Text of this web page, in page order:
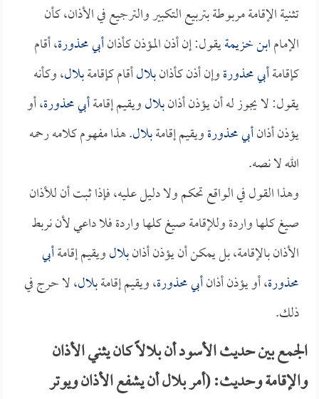
تثنية الإقامة مربوطة بتربيع التكبير والترجيع في الأذان، كأن
الإمامابن خزيمةيقول: إن أذن المؤذن كأذانأبي محذورة، أقام
كإقامةأبي محذورةوإن أذن كأذانبلالأقام كإقامةبلال، وكأنه
يقول: لا يجوز له أن يؤذن أذانبلالويقيم إقامةأبي محذورة، أو
يؤذن أذانأبي محذورةويقيم إقامةبلال. هذا مفهوم كلامه رحمه
الله لا نصه.
وهذا القول في الواقع تحكم ولا دليل عليه، فإذا ثبت أن للأذان
صيغ كلها واردة وللإقامة صيغ كلها واردة فلا داعي لأن نربط
الأذان بالإقامة، بل يمكن أن يؤذن أذانبلالويقيم إقامةأبي
محذورة، أو يؤذن أذانأبي محذورة، ويقيم إقامةبلال، لا حرج في
ذلك.
الجمع بين حديث الأسود أن بلالاً كان يثني الأذان
والإقامة وحديث: (أمر بلال أن يشفع الأذان ويوتر